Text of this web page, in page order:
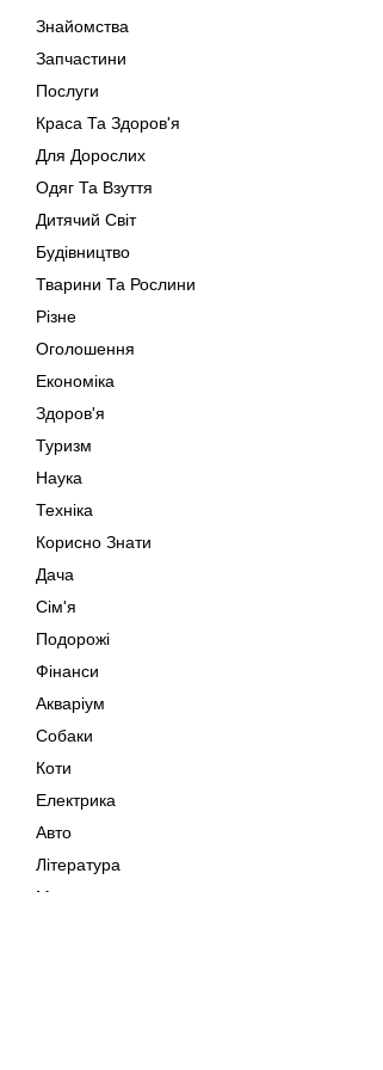
Знайомства
Запчастини
Послуги
Краса Та Здоров'я
Для Дорослих
Одяг Та Взуття
Дитячий Світ
Будівництво
Тварини Та Рослини
Різне
Оголошення
Економіка
Здоров'я
Туризм
Наука
Техніка
Корисно Знати
Дача
Сім'я
Подорожі
Фінанси
Акваріум
Собаки
Коти
Електрика
Авто
Література
Музика